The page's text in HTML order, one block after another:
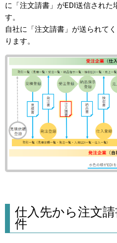
に「注文請書」がEDI送信された
す。
自社に「注文請書」が送られて
ります。
仕入先から注文
件